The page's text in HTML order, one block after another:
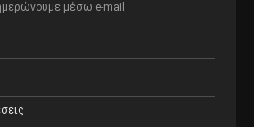
μέσω e-mail